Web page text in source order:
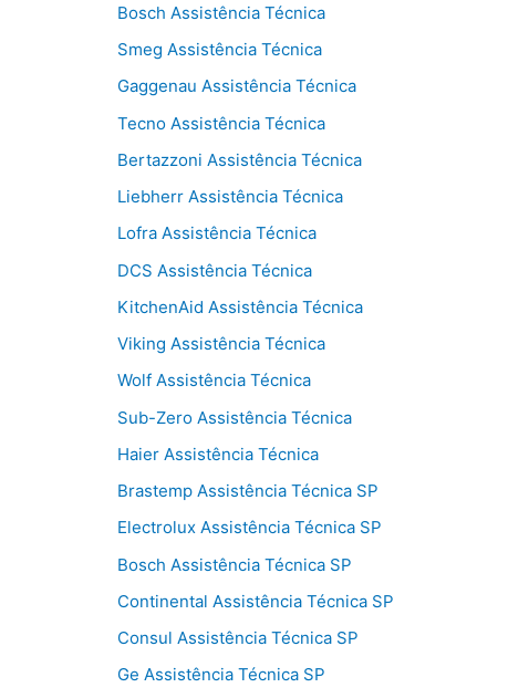
Bosch Assistência Técnica
Smeg Assistência Técnica
Gaggenau Assistência Técnica
Tecno Assistência Técnica
Bertazzoni Assistência Técnica
Liebherr Assistência Técnica
Lofra Assistência Técnica
DCS Assistência Técnica
KitchenAid Assistência Técnica
Viking Assistência Técnica
Wolf Assistência Técnica
Sub-Zero Assistência Técnica
Haier Assistência Técnica
Brastemp Assistência Técnica SP
Electrolux Assistência Técnica SP
Bosch Assistência Técnica SP
Continental Assistência Técnica SP
Consul Assistência Técnica SP
Ge Assistência Técnica SP